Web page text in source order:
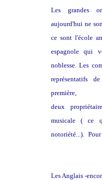
Les grandes
aujourd'hui ne
ce sont l'école
espagnole qui
noblesse. Les
représentatifs
première,
deux
musicale ( ce
notoriété...).
Les Anglais -